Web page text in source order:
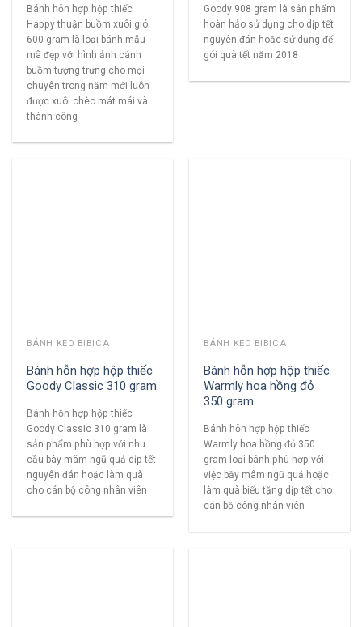
Bánh hỗn hợp hộp thiếc
Happy thuận buồm xuôi gió
600 gram là loại bánh mẫu
mã đẹp với hình ảnh cánh
buồm tượng trưng cho mọi
chuyên trong năm mới luôn
được xuôi chèo mát mái và
thành công
Goody 908 gram là sản phẩm
hoàn hảo sử dụng cho dịp tết
nguyên đán hoặc sử dụng để
gói quà tết năm 2018
BÁNH KẸO BIBICA
Bánh hỗn hợp hộp thiếc
Goody Classic 310 gram
Bánh hỗn hợp hộp thiếc
Goody Classic 310 gram là
sản phẩm phù hợp với nhu
cầu bày mâm ngũ quả dịp tết
nguyên đán hoặc làm quà
cho cán bộ công nhân viên
BÁNH KẸO BIBICA
Bánh hỗn hợp hộp thiếc
Warmly hoa hồng đỏ
350 gram
Bánh hỗn hợp hộp thiếc
Warmly hoa hồng đỏ 350
gram loại bánh phù hợp với
việc bầy mâm ngũ quả hoặc
làm quà biếu tặng dịp tết cho
cán bộ công nhân viên